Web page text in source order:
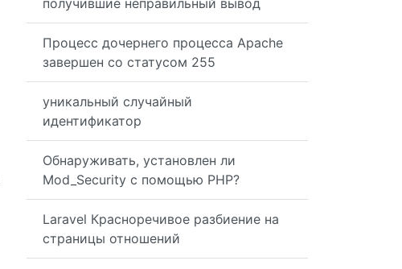
получившие неправильный вывод
Процесс дочернего процесса Apache
завершен со статусом 255
уникальный случайный
идентификатор
Обнаруживать, установлен ли
Mod_Security с помощью PHP?
Laravel Красноречивое разбиение на
страницы отношений